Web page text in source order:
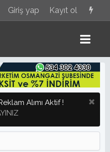
Giriş yap Kayıt ol
Alımı Aktif !